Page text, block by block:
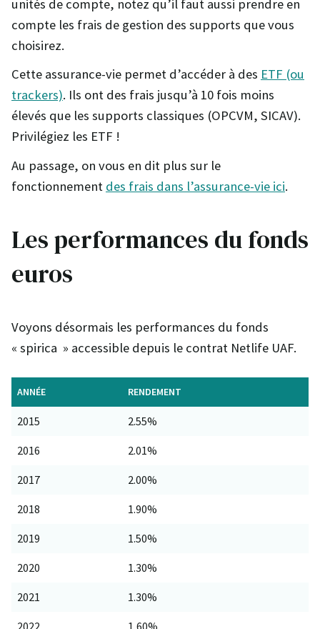
unités de compte, notez qu’il faut aussi prendre en
compte les frais de gestion des supports que vous
choisirez.
Cette assurance-vie permet d’accéder à des ETF (ou
trackers). Ils ont des frais jusqu’à 10 fois moins
élevés que les supports classiques (OPCVM, SICAV).
Privilégiez les ETF !
Au passage, on vous en dit plus sur le
fonctionnement des frais dans l’assurance-vie ici.
Les performances du fonds
euros
Voyons désormais les performances du fonds
« spirica » accessible depuis le contrat Netlife UAF.
ANNÉE RENDEMENT
2015 2.55%
2016 2.01%
2017 2.00%
2018 1.90%
2019 1.50%
2020 1.30%
2021 1.30%
2022 1,60%